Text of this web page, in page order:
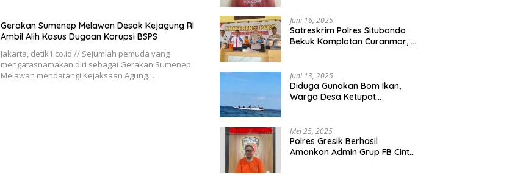
Gerakan Sumenep Melawan Desak Kejagung RI
Ambil Alih Kasus Dugaan Korupsi BSPS
Jakarta, detik1.co.id // Sejumlah pemuda yang
mengatasnamakan diri sebagai Gerakan Sumenep
Melawan mendatangi Kejaksaan Agung…
Juni 16, 2025
Satreskrim Polres Situbondo
Bekuk Komplotan Curanmor, 9
Juni 13, 2025
Diduga Gunakan Bom Ikan,
Warga Desa Ketupat
Mei 25, 2025
Polres Gresik Berhasil
Amankan Admin Grup FB Cinta